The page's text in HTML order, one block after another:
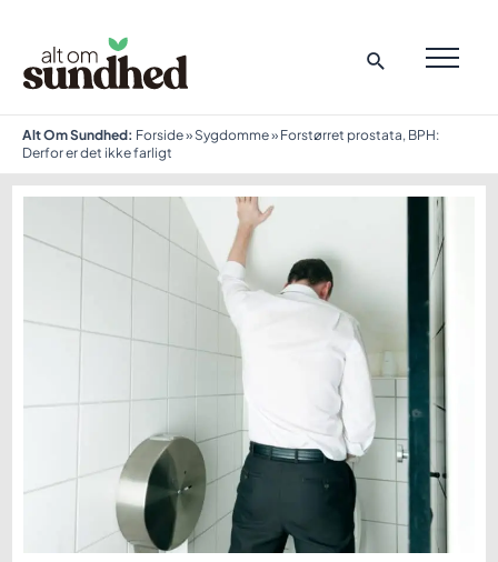
indholdet
Alt Om Sundhed: Forside» Sygdomme» Forstørret prostata, BPH:
Derfor er det ikke farligt